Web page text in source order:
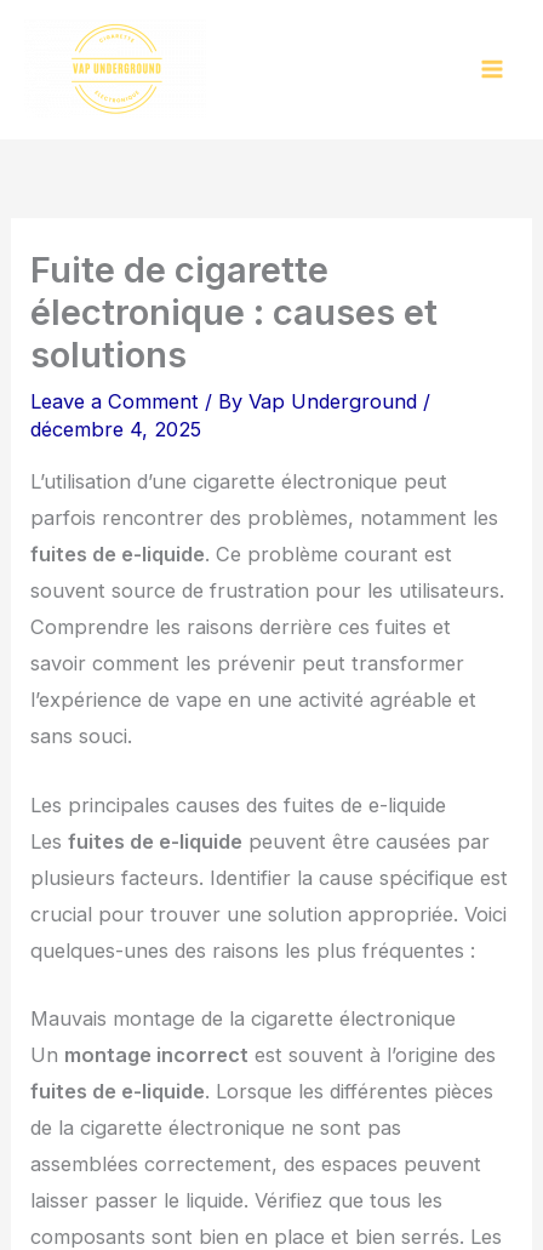
Fuite de cigarette
électronique : causes et
solutions
Leave a Comment / ByVap Underground /
décembre 4, 2025
L’utilisation d’une cigarette électronique peut
parfois rencontrer des problèmes, notamment les
fuites de e-liquide. Ce problème courant est
souvent source de frustration pour les utilisateurs.
Comprendre les raisons derrière ces fuites et
savoir comment les prévenir peut transformer
l’expérience de vape en une activité agréable et
sans souci.
Les principales causes des fuites de e-liquide
Lesfuites de e-liquide peuvent être causées par
plusieurs facteurs. Identifier la cause spécifique est
crucial pour trouver une solution appropriée. Voici
quelques-unes des raisons les plus fréquentes :
Mauvais montage de la cigarette électronique
Un montage incorrect est souvent à l’origine des
fuites de e-liquide. Lorsque les différentes pièces
de la cigarette électronique ne sont pas
assemblées correctement, des espaces peuvent
laisser passer le liquide. Vérifiez que tous les
composants sont bien en place et bien serrés. Les